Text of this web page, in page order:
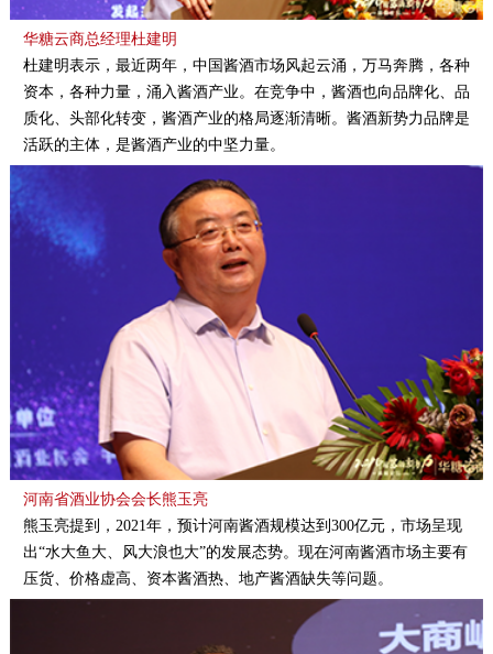
华糖云商总经理杜建明
杜建明表示，最近两年，中国酱酒市场风起云涌，万马奔腾，各种
资本，各种力量，涌入酱酒产业。在竞争中，酱酒也向品牌化、品
质化、头部化转变，酱酒产业的格局逐渐清晰。酱酒新势力品牌是
活跃的主体，是酱酒产业的中坚力量。
河南省酒业协会会长熊玉亮
熊玉亮提到，2021年，预计河南酱酒规模达到300亿元，市场呈现
出“水大鱼大、风大浪也大”的发展态势。现在河南酱酒市场主要有
压货、价格虚高、资本酱酒热、地产酱酒缺失等问题。